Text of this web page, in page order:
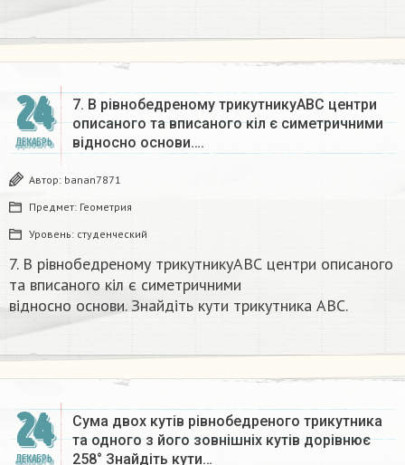
24
ДЕКАБРЬ
7. В рівнобедреному трикутникуАВС центри
описаного та вписаного кіл є симетричними
відносно основи….
Автор: banan7871
Предмет: Геометрия
Уровень: студенческий
7. В рівнобедреному трикутникуАВС центри описаного
та вписаного кіл є симетричними
відносно основи. Знайдіть кути трикутника ABC.​
24
ДЕКАБРЬ
Сума двох кутів рівнобедреного трикутника
та одного з його зовнішніх кутів дорівнює
258° Знайдіть кути…